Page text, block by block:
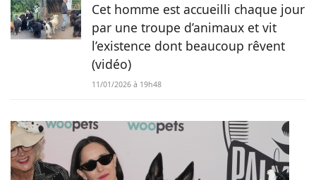
Cet homme est accueilli chaque jour
par une troupe d’animaux et vit
l’existence dont beaucoup rêvent
(vidéo)
11/01/2026 à 19h48